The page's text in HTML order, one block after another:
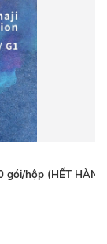
hộp (HẾT